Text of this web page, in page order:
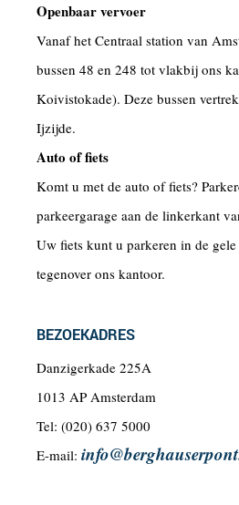
Openbaar vervoer
Vanaf het Centraal station van
bussen 48 en 248 tot vlakbij ons
Koivistokade). Deze bussen
Ijzijde.
Auto of fiets
Komt u met de auto of fiets?
parkeergarage aan de linkerkant
Uw fiets kunt u parkeren in de
tegenover ons kantoor.
BEZOEKADRES
Danzigerkade 225A
1013 AP Amsterdam
Tel: (020) 637 5000
E-mail: